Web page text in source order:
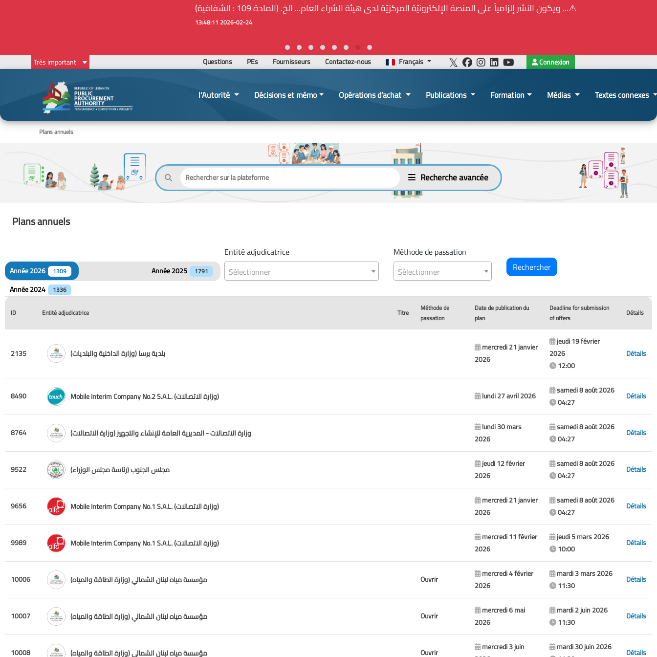
⚠️... ويكون النشر إلزامياً على المنصة الإلكترونيّة المركزيّة لدى هيئة الشراء العام... الخ. (المادة 109 : الشفافية)
2026-02-24 13:48:11
Très important Questions PEs Fournisseurs Contactez-nous Français Connexion
l'Autorité Décisions et mémo Opérations d’achat Publications Formation Médias Textes connexes
Plans annuels
Recherche avancée
Plans annuels
Année 2026 1309 Année 2025 1791
Année 2024 1336
Entité adjudicatrice
Sélectionner
Méthode de passation
Sélectionner
ID Entité adjudicatrice Titre
Méthode de
passation
Date de publication du
plan
Deadline for submission
of offers
Détails
2135 بلدية برسا (وزارة الداخلية والبلديات)
mercredi 21 janvier
2026
jeudi 19 février
2026
12:00
Détails
8490 Mobile Interim Company No.2 S.A.L. (وزارة الاتصالات) lundi 27 avril 2026
samedi 8 août 2026
04:27
Détails
8764 وزارة الاتصالات - المديرية العامة للإنشاء والتجهيز (وزارة الاتصالات)
lundi 30 mars
2026
samedi 8 août 2026
04:27
Détails
9522 مجلس الجنوب (رئاسة مجلس الوزراء)
jeudi 12 février
2026
samedi 8 août 2026
04:27
Détails
9656 Mobile Interim Company No.1 S.A.L. (وزارة الاتصالات)
mercredi 21 janvier
2026
samedi 8 août 2026
04:27
Détails
9989 Mobile Interim Company No.1 S.A.L. (وزارة الاتصالات)
mercredi 11 février
2026
jeudi 5 mars 2026
10:00
Détails
10006 مؤسسة مياه لبنان الشمالي (وزارة الطاقة والمياه) Ouvrir
mercredi 4 février
2026
mardi 3 mars 2026
11:30
Détails
10007 مؤسسة مياه لبنان الشمالي (وزارة الطاقة والمياه) Ouvrir
mercredi 6 mai
2026
mardi 2 juin 2026
11:30
Détails
10008 مؤسسة مياه لبنان الشمالي (وزارة الطاقة والمياه) Ouvrir
mercredi 3 juin
mardi 30 juin 2026
Détails